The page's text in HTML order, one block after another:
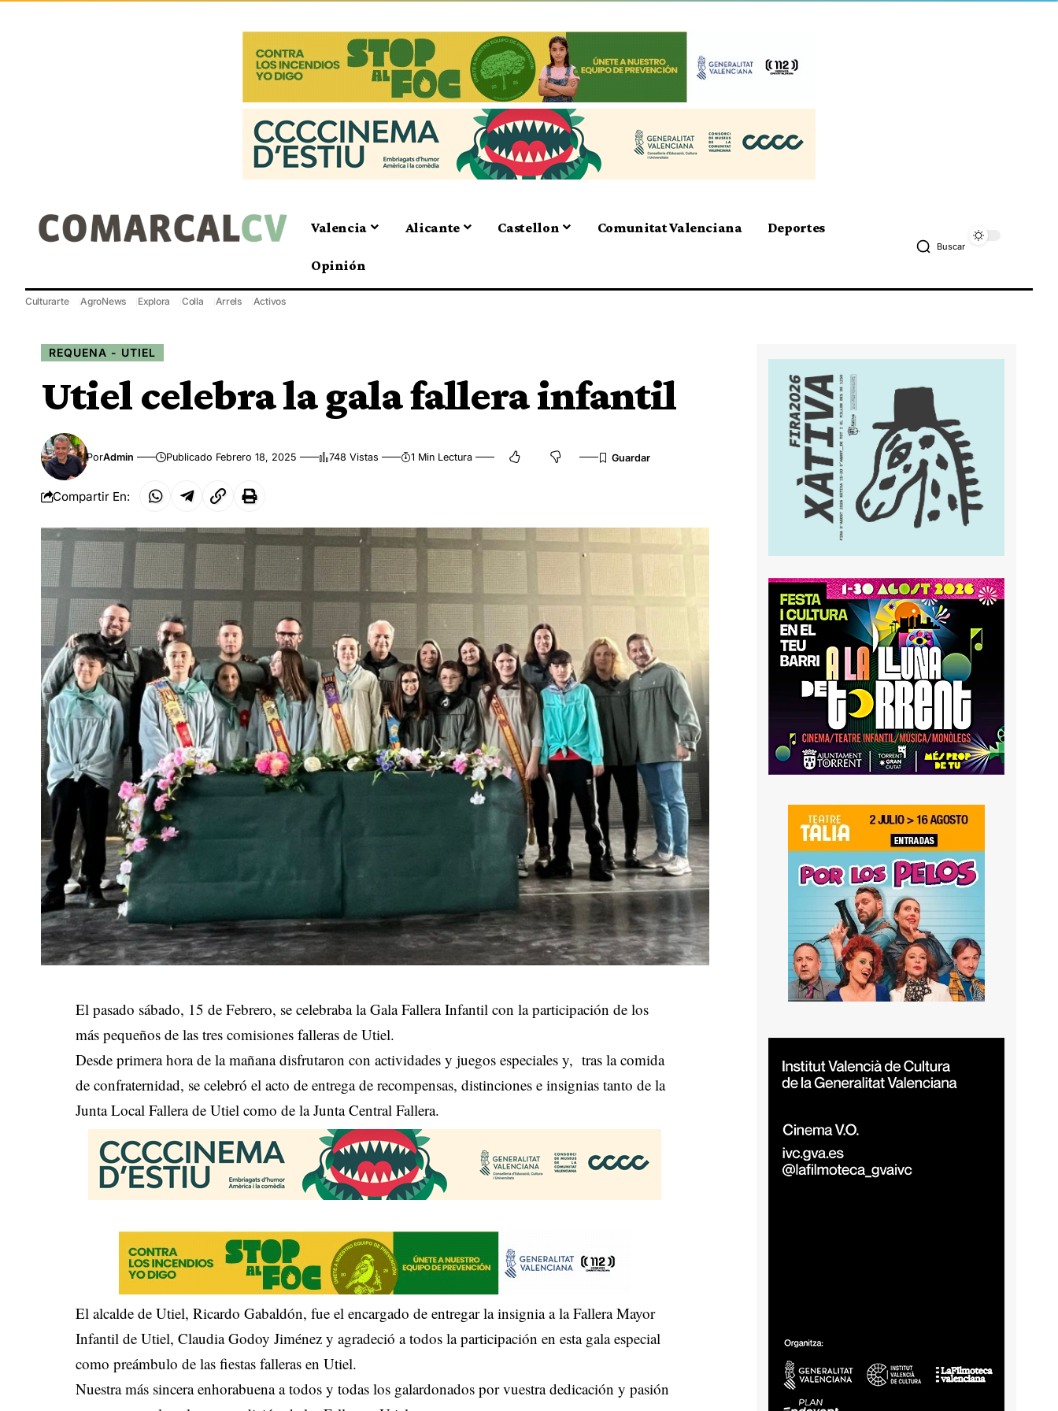
Valencia Alicante Castellon Comunitat Valenciana Deportes
Opinión
Buscar
Culturarte AgroNews Explora Colla Arrels Activos
REQUENA - UTIEL
Utiel celebra la gala fallera infantil
PorAdmin Publicado Febrero 18, 2025 748 Vistas 1 Min Lectura
Compartir En:
El pasado sábado, 15 de Febrero, se celebraba la Gala Fallera Infantil con la participación de los
más pequeños de las tres comisiones falleras de Utiel.
Desde primera hora de la mañana disfrutaron con actividades y juegos especiales y, tras la comida
de confraternidad, se celebró el acto de entrega de recompensas, distinciones e insignias tanto de la
Junta Local Fallera de Utiel como de la Junta Central Fallera.
El alcalde de Utiel, Ricardo Gabaldón, fue el encargado de entregar la insignia a la Fallera Mayor
Infantil de Utiel, Claudia Godoy Jiménez y agradeció a todos la participación en esta gala especial
como preámbulo de las fiestas falleras en Utiel.
Nuestra más sincera enhorabuena a todos y todas los galardonados por vuestra dedicación y pasión